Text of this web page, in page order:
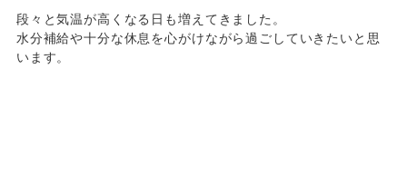
段々と気温が高くなる日も増えてきました。
水分補給や十分な休息を心がけながら過ごしていきたいと思
います。